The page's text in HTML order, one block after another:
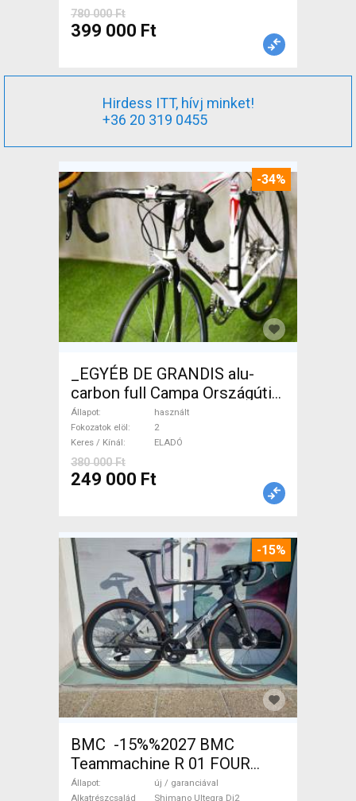
780 000 Ft
399 000 Ft
Hirdess ITT, hívj minket!
+36 20 319 0455
-34%
_EGYÉB DE GRANDIS alu-
carbon full Campa Országúti
használt ELADÓ
Állapot
használt
Fokozatok elöl
2
Keres / Kínál
ELADÓ
380 000 Ft
249 000 Ft
-15%
BMC -15%%2027 BMC
Teammachine R 01 FOUR
(56,58) Országúti Shimano
Állapot
új / garanciával
Alkatrészcsalád
Shimano Ultegra Di2